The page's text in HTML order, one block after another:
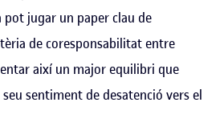
jugar un paper clau de
de coresponsabilitat entre
així un major equilibri que
sentiment de desatenció vers el